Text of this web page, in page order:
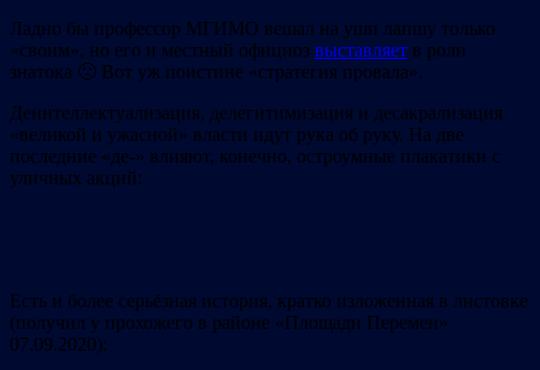
Ладно бы профессор МГИМО вешал на уши лапшу только
«своим», но его и местный официоз выставляет в роли
знатока 🙁 Вот уж поистине «стратегия провала».
Деинтеллектуализация, делегитимизация и десакрализация
«великой и ужасной» власти идут рука об руку. На две
последние «де-» влияют, конечно, остроумные плакатики с
уличных акций:
Есть и более серьёзная история, кратко изложенная в листовке
(получил у прохожего в районе «Площади Перемен»
07.09.2020):